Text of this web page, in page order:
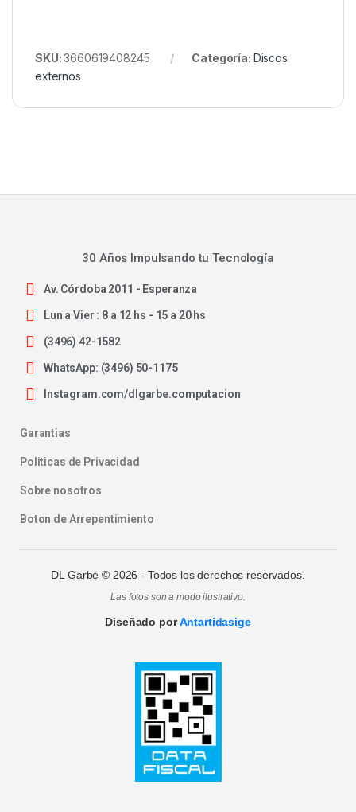
SKU:3660619408245 Categoría: Discos
externos
30 Años Impulsando tu Tecnología
Av. Córdoba 2011 - Esperanza
Lun a Vier : 8 a 12 hs - 15 a 20 hs
(3496) 42-1582
WhatsApp: (3496) 50-1175
Instagram.com/dlgarbe.computacion
Garantias
Politicas de Privacidad
Sobre nosotros
Boton de Arrepentimiento
DL Garbe © 2026 - Todos los derechos reservados.
Las fotos son a modo ilustrativo.
Diseñado porAntartidasige